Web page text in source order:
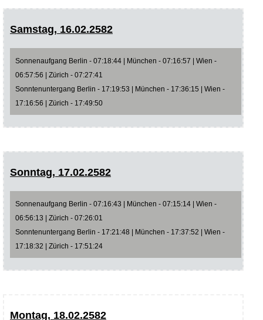
Samstag, 16.02.2582
Sonnenaufgang Berlin - 07:18:44 | München - 07:16:57 | Wien -
06:57:56 | Zürich - 07:27:41
Sonntenuntergang Berlin - 17:19:53 | München - 17:36:15 | Wien -
17:16:56 | Zürich - 17:49:50
Sonntag, 17.02.2582
Sonnenaufgang Berlin - 07:16:43 | München - 07:15:14 | Wien -
06:56:13 | Zürich - 07:26:01
Sonntenuntergang Berlin - 17:21:48 | München - 17:37:52 | Wien -
17:18:32 | Zürich - 17:51:24
Montag, 18.02.2582